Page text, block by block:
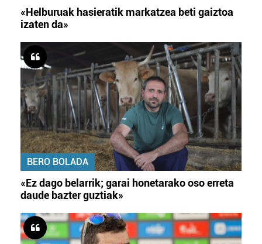
«Helburuak hasieratik markatzea beti gaiztoa
izaten da»
BERO BOLADA
«Ez dago belarrik; garai honetarako oso erreta
daude bazter guztiak»